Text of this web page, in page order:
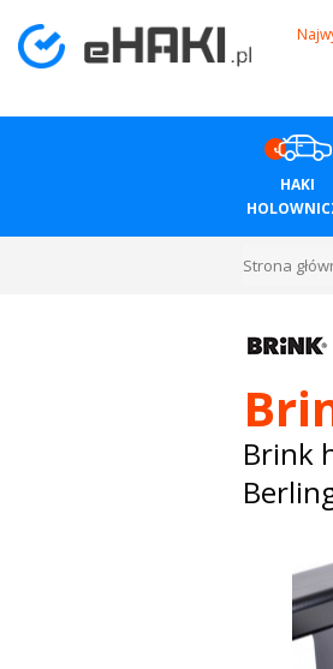
Menu
HAKI
Strona
Brink